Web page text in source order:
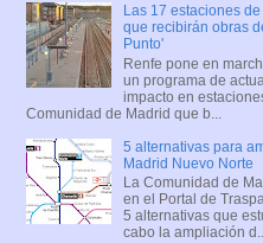
Las 17 estaciones
que recibirán obras
Punto'
Renfe pone en
un programa de
impacto en
Comunidad de Madrid que b...
5 alternativas para
Madrid Nuevo Norte
La Comunidad de
en el Portal de
5 alternativas que
cabo la ampliación